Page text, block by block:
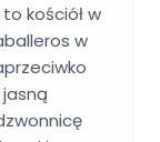
kościół w
w